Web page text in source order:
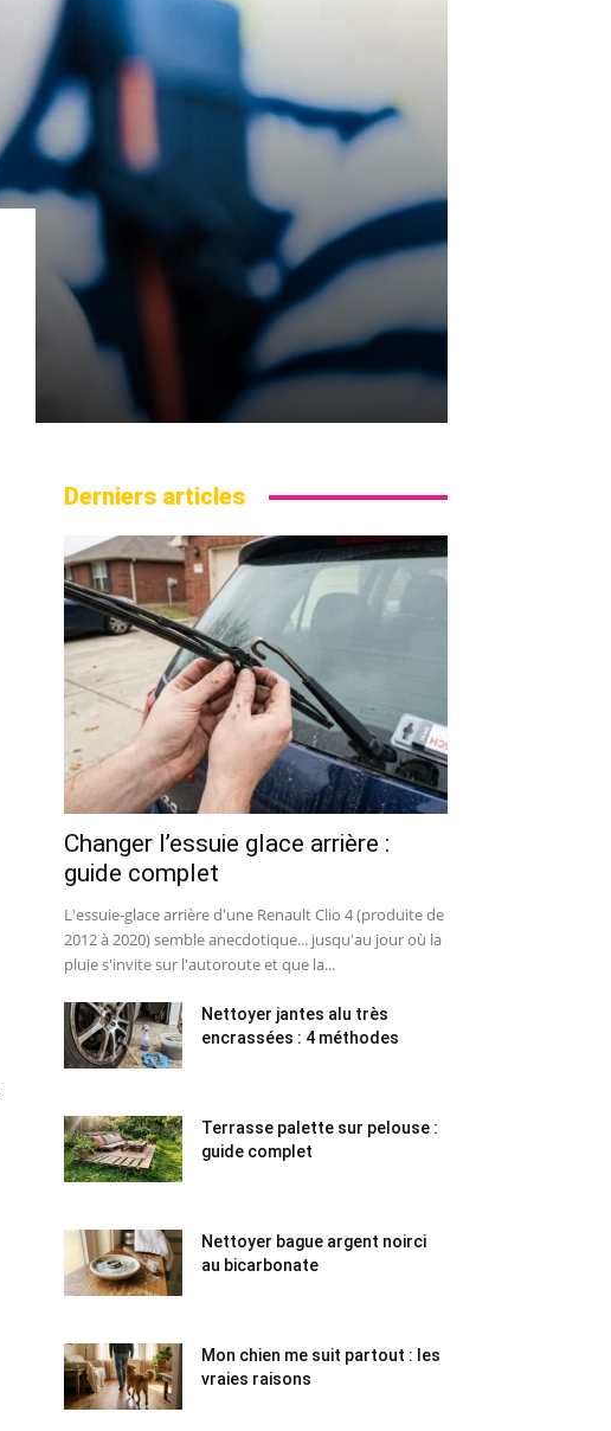
Derniers articles
Changer l’essuie glace arrière :
guide complet
L'essuie-glace arrière d'une Renault Clio 4 (produite de
2012 à 2020) semble anecdotique... jusqu'au jour où la
pluie s'invite sur l'autoroute et que la...
Nettoyer jantes alu très
encrassées : 4 méthodes
Terrasse palette sur pelouse :
guide complet
Nettoyer bague argent noirci
au bicarbonate
Mon chien me suit partout : les
vraies raisons